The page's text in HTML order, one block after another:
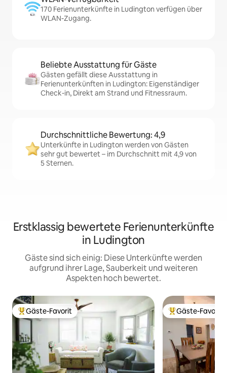
170 Ferienunterkünfte in Ludington verfügen über
WLAN-Zugang.
Beliebte Ausstattung für Gäste
Gästen gefällt diese Ausstattung in
Ferienunterkünften in Ludington: Eigenständiger
Check-in, Direkt am Strand und Fitnessraum.
Durchschnittliche Bewertung: 4,9
Unterkünfte in Ludington werden von Gästen
sehr gut bewertet – im Durchschnitt mit 4,9 von
5 Sternen.
Erstklassig bewertete Ferienunterkünfte
in Ludington
Gäste sind sich einig: Diese Unterkünfte werden
aufgrund ihrer Lage, Sauberkeit und weiteren
Aspekten hoch bewertet.
Beliebter Gäste-Favorit.
Gäste-Favorit Beliebter Gäste-
Gäste-Favorit